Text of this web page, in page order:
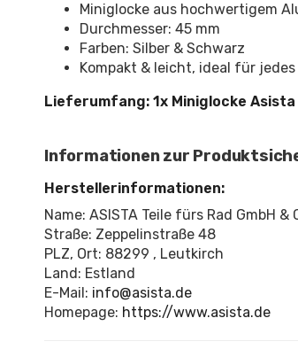
Miniglocke aus hochwertigem
Durchmesser: 45 mm
Farben: Silber & Schwarz
Kompakt & leicht, ideal für jedes
Lieferumfang: 1x Miniglocke Asista
Informationen zur
Herstellerinformationen:
Name: ASISTA Teile fürs Rad GmbH &
Straße: Zeppelinstraße 48
PLZ, Ort: 88299 , Leutkirch
Land: Estland
E-Mail: info@asista.de
Homepage: https://www.asista.de